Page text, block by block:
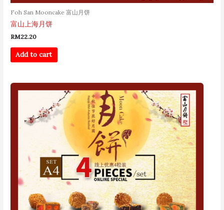
Foh San Mooncake 富山月饼
富山上海月饼
RM22.20
Add to cart